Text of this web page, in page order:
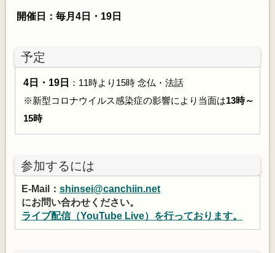
開催日：毎月4日・19日
予定
4日・19日
：11時より15時 念仏・法話
※新型コロナウイルス感染症の影響により当面は13時～
15時
参加するには
E-Mail：shinsei@canchiin.net
にお問い合わせください。
ライブ配信（YouTube Live）を行っております。